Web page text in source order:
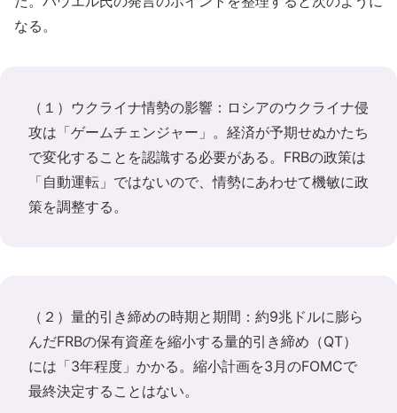
なる。
（１）ウクライナ情勢の影響：ロシアのウクライナ侵
攻は「ゲームチェンジャー」。経済が予期せぬかたち
で変化することを認識する必要がある。FRBの政策は
「自動運転」ではないので、情勢にあわせて機敏に政
策を調整する。
（２）量的引き締めの時期と期間：約9兆ドルに膨ら
んだFRBの保有資産を縮小する量的引き締め（QT）
には「3年程度」かかる。縮小計画を3月のFOMCで
最終決定することはない。